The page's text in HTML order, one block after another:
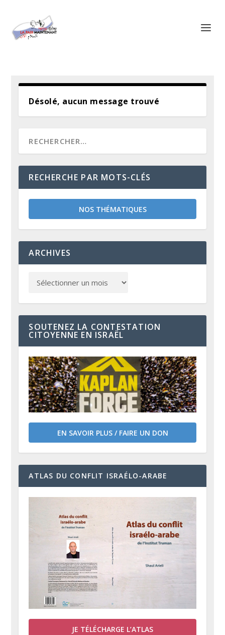
Désolé, aucun message trouvé
RECHERCHE PAR MOTS-CLÉS
NOS THÉMATIQUES
ARCHIVES
SOUTENEZ LA CONTESTATION
CITOYENNE EN ISRAËL
EN SAVOIR PLUS / FAIRE UN DON
ATLAS DU CONFLIT ISRAÉLO-ARABE
JE TÉLÉCHARGE L’ATLAS